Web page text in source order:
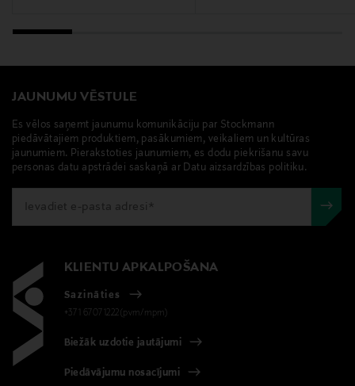
JAUNUMU VĒSTULE
Es vēlos saņemt jaunumu komunikāciju par Stockmann
piedāvātajiem produktiem, pasākumiem, veikaliem un kultūras
jaunumiem. Pierakstoties jaunumiem, es dodu piekrišanu savu
personas datu apstrādei saskaņā ar Datu aizsardzības politiku.
KLIENTU APKALPOŠANA
Sazināties
+371 67071222(pvm/mpm)
Biežāk uzdotie jautājumi
Piedāvājumu nosacījumi